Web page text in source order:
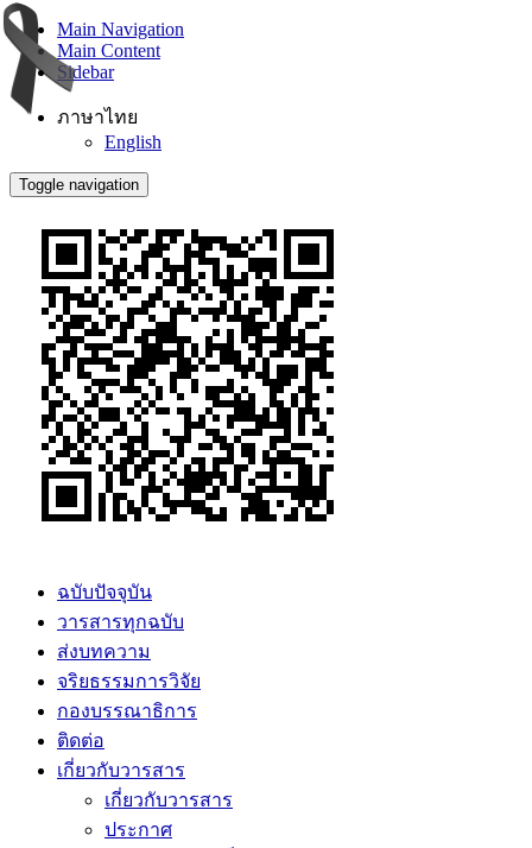
Main Navigation
Main Content
Sidebar
ภาษาไทย
English
Toggle navigation
ฉบับปัจจุบัน
วารสารทุกฉบับ
ส่งบทความ
จริยธรรมการวิจัย
กองบรรณาธิการ
ติดต่อ
เกี่ยวกับวารสาร
เกี่ยวกับวารสาร
ประกาศ